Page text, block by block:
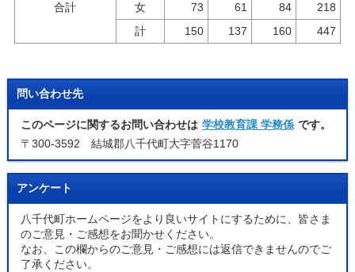
合計
女
73 61 84
218
計
150 137 160 447
問い合わせ先
このページに関するお問い合わせは 学校教育課 学務係 です。
〒300-3592 結城郡八千代町大字菅谷1170
アンケート
八千代町ホームページをより良いサイトにするために、皆さま
のご意見・ご感想をお聞かせください。
なお、この欄からのご意見・ご感想には返信できませんのでご
了承ください。